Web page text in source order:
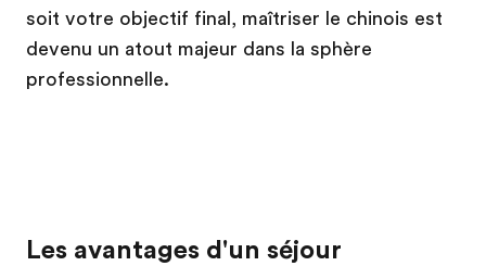
soit votre objectif final, maîtriser le chinois est
devenu un atout majeur dans la sphère
professionnelle.
Les avantages d'un séjour